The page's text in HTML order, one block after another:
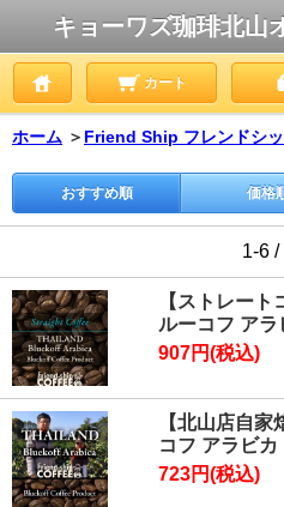
キョーワズ珈琲北山
カート
ホーム ＞ Friend Ship フレンドシ
おすすめ順 価格
1-6 /
【ストレー
ルーコフ アラ
907円(税込)
【北山店自
コフ アラビカ
723円(税込)